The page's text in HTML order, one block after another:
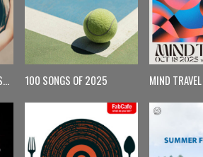
【月曜更新】Monday Spin 100 SONGS OF 2025 MIND TRAVEL